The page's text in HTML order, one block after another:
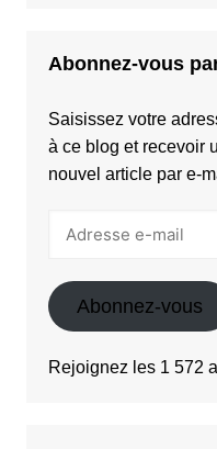
Abonnez-vous
Saisissez votre
à ce blog et recevoir
nouvel article par e-
Abonnez-vous
Rejoignez les 1 572